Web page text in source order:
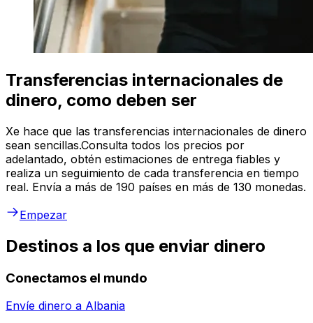
Transferencias internacionales de
dinero, como deben ser
Xe hace que las transferencias internacionales de dinero
sean sencillas.Consulta todos los precios por
adelantado, obtén estimaciones de entrega fiables y
realiza un seguimiento de cada transferencia en tiempo
real. Envía a más de 190 países en más de 130 monedas.
Empezar
Destinos a los que enviar dinero
Conectamos el mundo
Envíe dinero a Albania